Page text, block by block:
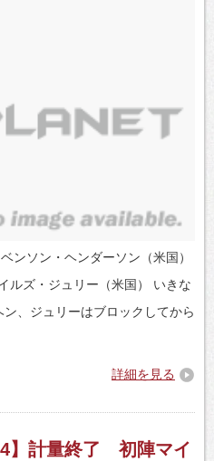
ンソン・ヘンダーソン（米国）
ルズ・ジュリー（米国） いきな
、ジュリーはブロックしてから
詳細を見る
】計量終了 初陣マイ